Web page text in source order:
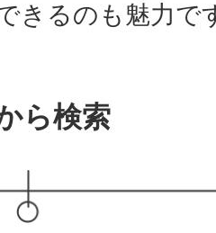
きるのも魅力で
ら検索